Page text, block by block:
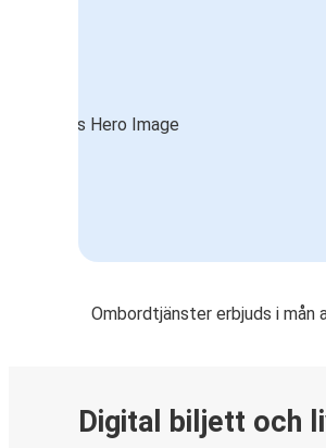
Ombordtjänster erbjuds i mån
Digital biljett och